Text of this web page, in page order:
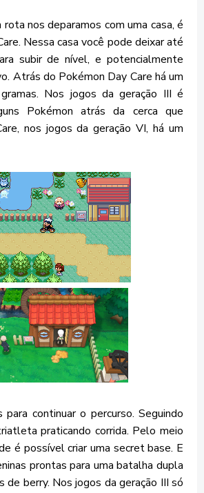
nos deparamos com uma casa, é
Nessa casa você pode deixar até
subir de nível, e potencialmente
Atrás do Pokémon Day Care há um
Nos jogos da geração III é
Pokémon atrás da cerca que
nos jogos da geração VI, há um
para continuar o percurso. Seguindo
praticando corrida. Pelo meio
é possível criar uma secret base. E
prontas para uma batalha dupla
de berry. Nos jogos da geração III só